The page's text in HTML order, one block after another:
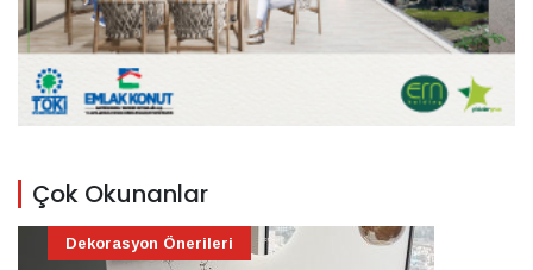
Çok Okunanlar
Dekorasyon Önerileri